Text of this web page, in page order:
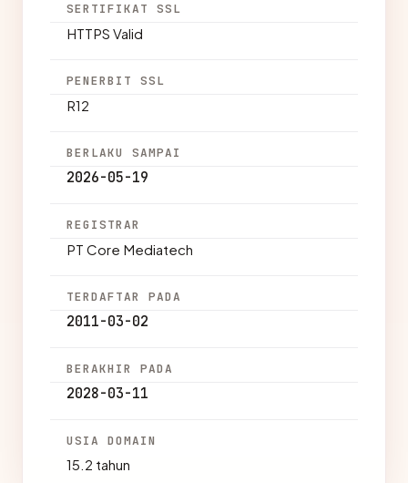
SERTIFIKAT SSL
HTTPS Valid
PENERBIT SSL
R12
BERLAKU SAMPAI
2026-05-19
REGISTRAR
PT Core Mediatech
TERDAFTAR PADA
2011-03-02
BERAKHIR PADA
2028-03-11
USIA DOMAIN
15.2 tahun